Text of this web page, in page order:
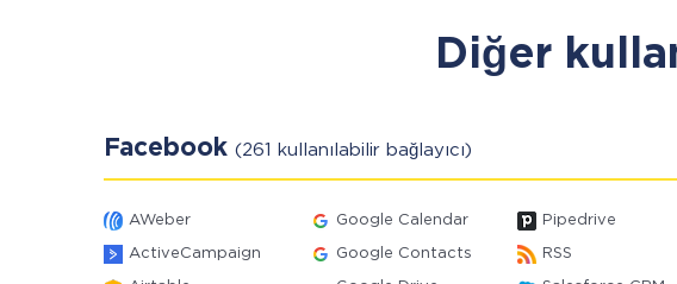
Diğer
Facebook (261 kullanılabilir bağlayıcı)
AWeber Google Calendar Pipedrive
ActiveCampaign Google Contacts RSS